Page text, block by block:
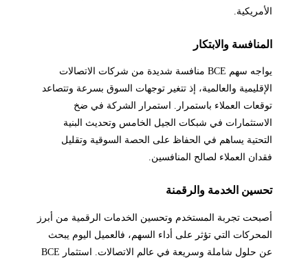
الأمريكية.
المنافسة والابتكار
يواجه سهم BCE منافسة شديدة من شركات الاتصالات
الإقليمية والعالمية، إذ تتغير توجهات السوق بسرعة وتتصاعد
توقعات العملاء باستمرار. استمرار الشركة في ضخ
الاستثمارات في شبكات الجيل الخامس وتحديث البنية
التحتية يساهم في الحفاظ على الحصة السوقية وتقليل
فقدان العملاء لصالح المنافسين.
تحسين الخدمة والرقمنة
أصبحت تجربة المستخدم وتحسين الخدمات الرقمية من أبرز
المحركات التي تؤثر على أداء السهم، فالعميل اليوم يبحث
عن حلول شاملة وسريعة في عالم الاتصالات. استثمار BCE